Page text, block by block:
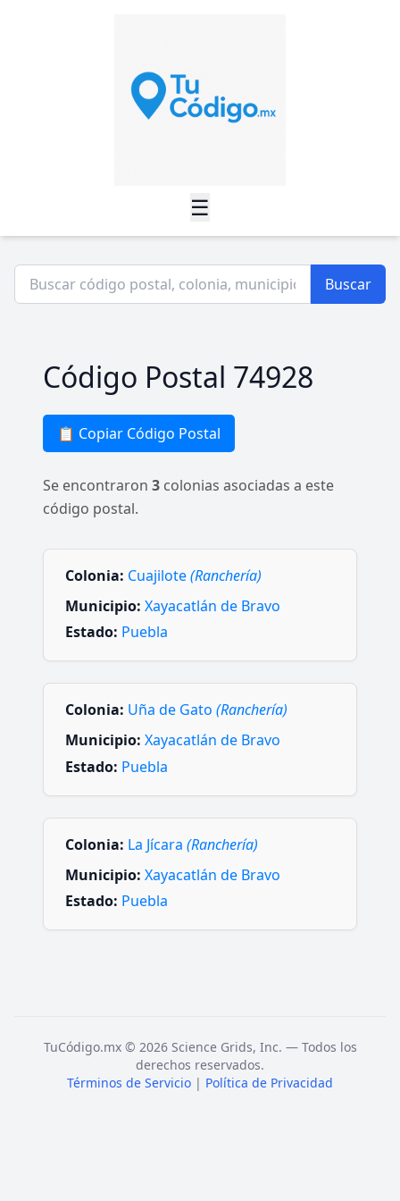
☰
Buscar
Código Postal 74928
📋 Copiar Código Postal
Se encontraron 3 colonias asociadas a este
código postal.
Colonia: Cuajilote(Ranchería)
Municipio: Xayacatlán de Bravo
Estado: Puebla
Colonia: Uña de Gato (Ranchería)
Municipio: Xayacatlán de Bravo
Estado: Puebla
Colonia: La Jícara (Ranchería)
Municipio: Xayacatlán de Bravo
Estado: Puebla
TuCódigo.mx © 2026 Science Grids, Inc. — Todos los
derechos reservados.
Términos de Servicio | Política de Privacidad